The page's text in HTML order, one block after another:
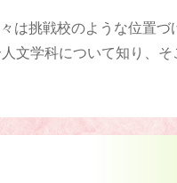
は挑戦校のような位置づ
文学科について知り、そ